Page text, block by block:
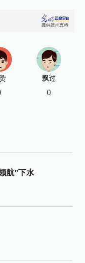
飘过
0
航”下水